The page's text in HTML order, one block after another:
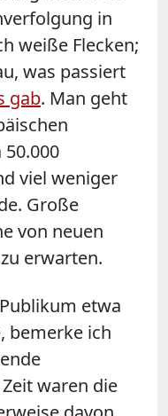
in
weiße Flecken;
was passiert
gab. Man geht
viel weniger
Große
von neuen
erwarten.
etwa
bemerke ich
waren die